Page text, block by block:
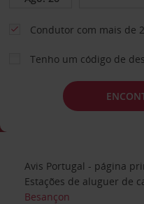
Condutor com mais de
Tenho um código de
Avis Portugal - página
Estações de aluguer de
Besançon